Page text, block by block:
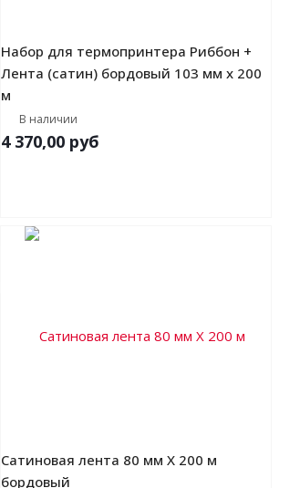
Набор для термопринтера Риббон +
Лента (сатин) бордовый 103 мм х 200
м
В наличии
4 370,00 руб
Сатиновая лента 80 мм Х 200 м
бордовый